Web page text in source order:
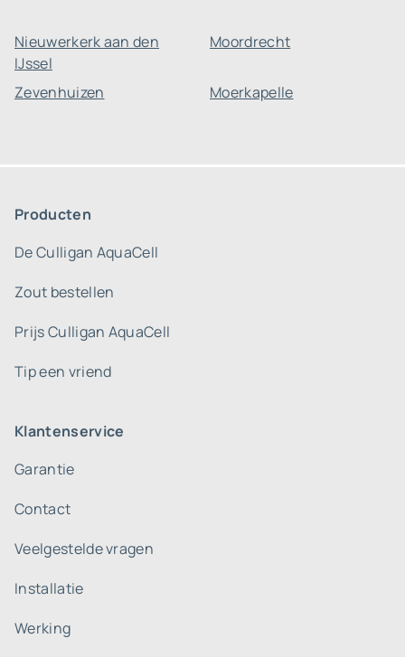
Nieuwerkerk aan den
IJssel
Moordrecht
Zevenhuizen Moerkapelle
Producten
De Culligan AquaCell
Zout bestellen
Prijs Culligan AquaCell
Tip een vriend
Klantenservice
Garantie
Contact
Veelgestelde vragen
Installatie
Werking